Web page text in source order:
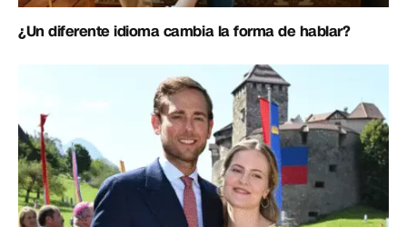
¿Un diferente idioma cambia la forma de hablar?